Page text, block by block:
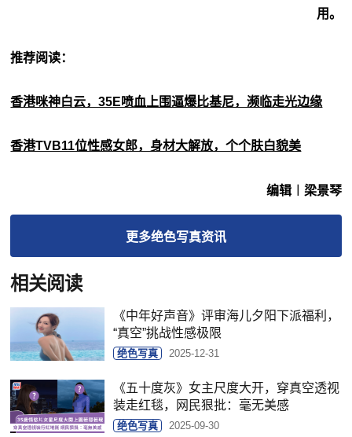
用。
推荐阅读：
香港咪神白云，35E喷血上围逼爆比基尼，濒临走光边缘
香港TVB11位性感女郎，身材大解放，个个肤白貌美
编辑︱梁景琴
更多绝色写真资讯
相关阅读
《中年好声音》评审海儿夕阳下派福利，
“真空”挑战性感极限
绝色写真 2025-12-31
《五十度灰》女主尺度大开，穿真空透视
装走红毯，网民狠批：毫无美感
绝色写真 2025-09-30